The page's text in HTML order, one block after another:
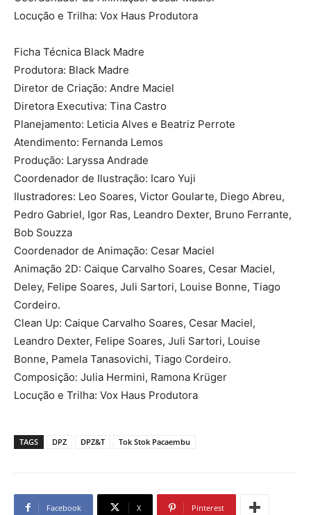
Locução e Trilha: Vox Haus Produtora
Ficha Técnica Black Madre
Produtora: Black Madre
Diretor de Criação: Andre Maciel
Diretora Executiva: Tina Castro
Planejamento: Leticia Alves e Beatriz Perrote
Atendimento: Fernanda Lemos
Produção: Laryssa Andrade
Coordenador de Ilustração: Icaro Yuji
Ilustradores: Leo Soares, Victor Goularte, Diego Abreu,
Pedro Gabriel, Igor Ras, Leandro Dexter, Bruno Ferrante,
Bob Souzza
Coordenador de Animação: Cesar Maciel
Animação 2D: Caique Carvalho Soares, Cesar Maciel,
Deley, Felipe Soares, Juli Sartori, Louise Bonne, Tiago
Cordeiro.
Clean Up: Caique Carvalho Soares, Cesar Maciel,
Leandro Dexter, Felipe Soares, Juli Sartori, Louise
Bonne, Pamela Tanasovichi, Tiago Cordeiro.
Composição: Julia Hermini, Ramona Krüger
Locução e Trilha: Vox Haus Produtora
TAGS DPZ DPZ&T Tok Stok Pacaembu
Facebook X Pinterest